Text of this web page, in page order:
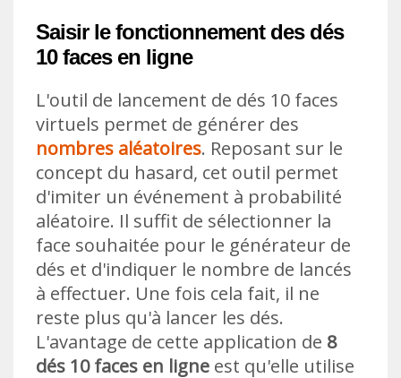
Saisir le fonctionnement des dés
10 faces en ligne
L'outil de lancement de dés 10 faces
virtuels permet de générer des
nombres aléatoires. Reposant sur le
concept du hasard, cet outil permet
d'imiter un événement à probabilité
aléatoire. Il suffit de sélectionner la
face souhaitée pour le générateur de
dés et d'indiquer le nombre de lancés
à effectuer. Une fois cela fait, il ne
reste plus qu'à lancer les dés.
L'avantage de cette application de 8
dés 10 faces en ligne est qu'elle utilise